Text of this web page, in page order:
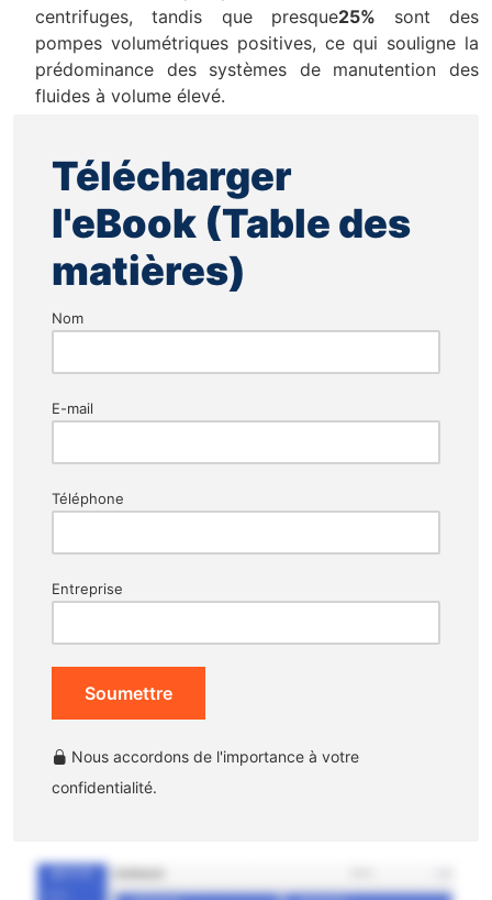
centrifuges, tandis que presque25% sont des
pompes volumétriques positives, ce qui souligne la
prédominance des systèmes de manutention des
fluides à volume élevé.
Télécharger
l'eBook (Table des
matières)
Nom
E-mail
Téléphone
Entreprise
Soumettre
Nous accordons de l'importance à votre
confidentialité.